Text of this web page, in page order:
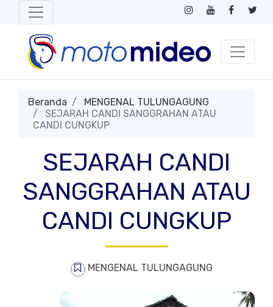
Beranda
MENGENAL TULUNGAGUNG
SEJARAH CANDI SANGGRAHAN ATAU
CANDI CUNGKUP
SEJARAH CANDI
SANGGRAHAN ATAU
CANDI CUNGKUP
MENGENAL TULUNGAGUNG